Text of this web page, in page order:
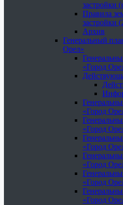
застройки
Правила
застройки
Архив
Генеральный
Орел»
«Город
«Город
«Город
«Город
«Город
«Город
«Город